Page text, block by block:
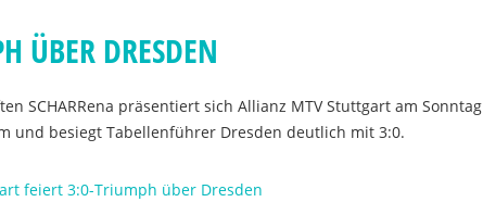
ÜBER DRESDEN
SCHARRena präsentiert sich Allianz MTV Stuttgart am
und besiegt Tabellenführer Dresden deutlich mit 3:0.
feiert 3:0-Triumph über Dresden